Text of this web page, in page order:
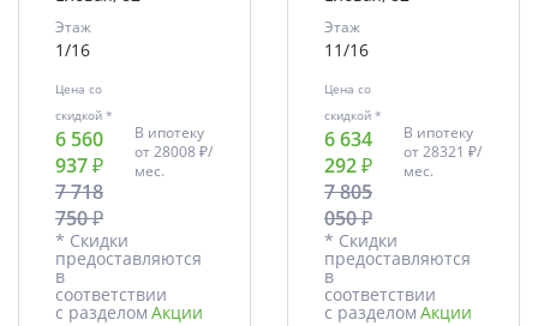
Этаж
1/16
Цена со
скидкой *
6 560
937 ₽
7 718
750 ₽
В ипотеку
от28008 ₽/
мес.
* Скидки
предоставляются
в
соответствии
с разделом Акции
Этаж
11/16
Цена со
скидкой *
6 634
292 ₽
7 805
050 ₽
В ипотеку
от28321 ₽/
мес.
* Скидки
предоставляются
в
соответствии
с разделом Акции